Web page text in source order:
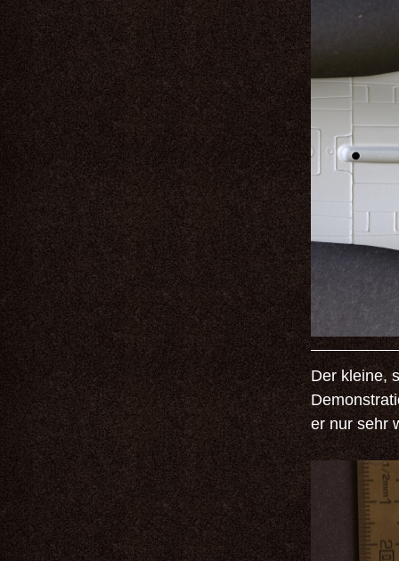
Der kleine,
er nur sehr